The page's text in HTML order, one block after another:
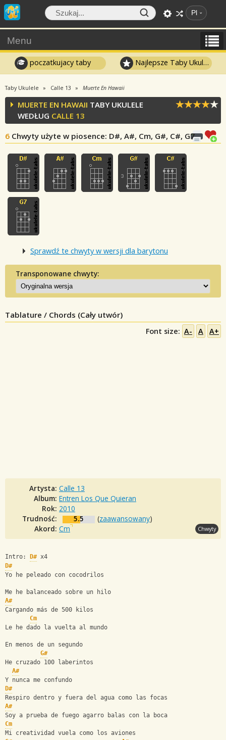
Pl
Menu
poczatkujacy taby Najlepsze Taby Ukulele
Taby Ukulele Calle 13 Muerte En Hawaii
MUERTE EN HAWAII TABY UKULELE
WEDŁUG CALLE 13
6 Chwyty użyte w piosence: D#, A#, Cm, G#, C#, G7
Sprawdź te chwyty w wersji dla barytonu
Transponowane chwyty:
Tablature / Chords (Cały utwór)
Font size: A- A A+
Artysta: Calle 13
Album: Entren Los Que Quieran
Rok: 2010
Trudność:
5.5 (zaawansowany)
Akord: Cm Chwyty
Intro: D# x4
D#
Yo he peleado con cocodrilos
Me he balanceado sobre un hilo
A#
Cargando más de 500 kilos
Cm
Le he dado la vuelta al mundo
En menos de un segundo
G#
He cruzado 100 laberintos
A#
Y nunca me confundo
D#
Respiro dentro y fuera del agua como las focas
A#
Soy a prueba de fuego agarro balas con la boca
Cm
Mi creatividad vuela como los aviones